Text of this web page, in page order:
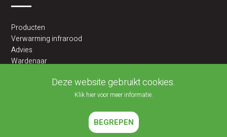
Producten
Verwarming infrarood
Advies
Wardenaar
2026 © JLF PRODUCTS BV | Alle rechten voorbehouden |
Website ontwikkeld doorVelisoft
Deze website gebruikt cookies.
Klik hier voor meer informatie.
BEGREPEN